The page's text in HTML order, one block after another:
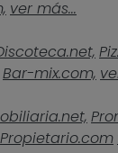
ver más...
Bar-mix.com,
Propietario.com